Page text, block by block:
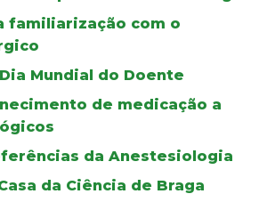
familiarização com o
Mundial do Doente
de medicação a
da Anestesiologia
da Ciência de Braga